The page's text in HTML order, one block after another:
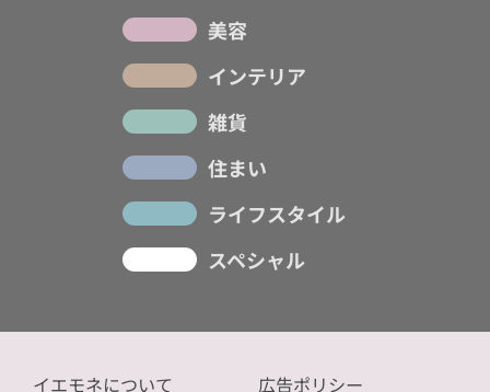
美容
インテリア
雑貨
住まい
ライフスタイル
スペシャル
イエモネについて 広告ポリシー